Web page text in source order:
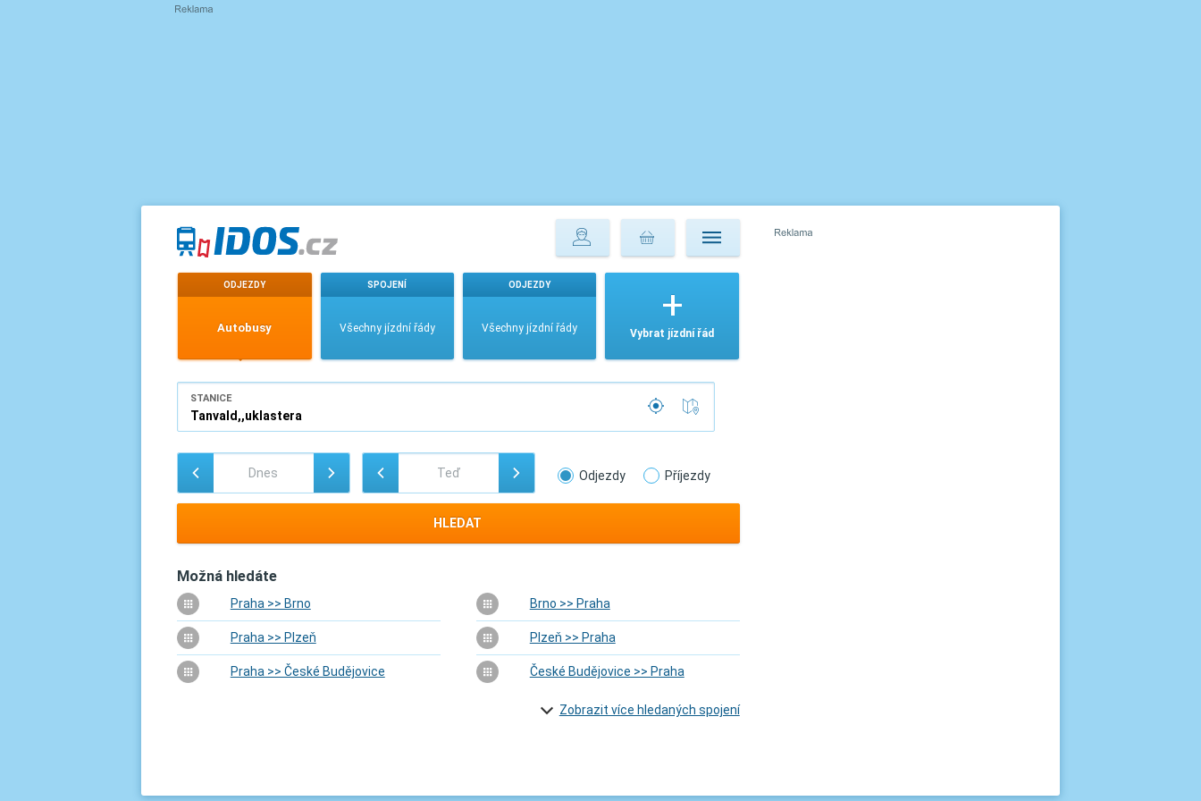
ODJEZDY
Autobusy
SPOJENÍ
Všechny jízdní řády
ODJEZDY
Všechny jízdní řády Vybrat jízdní řád
STANICE
Odjezdy Příjezdy
HLEDAT
Možná hledáte
Praha >> Brno Brno >> Praha
Praha >> Plzeň Plzeň >> Praha
Praha >> České Budějovice České Budějovice >> Praha
Zobrazit více hledaných spojení